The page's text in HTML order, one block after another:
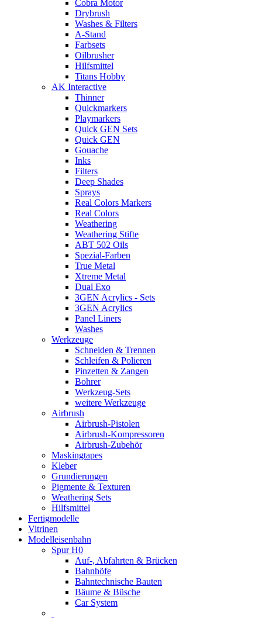
Cobra Motor
Drybrush
Washes & Filters
A-Stand
Farbsets
Oilbrusher
Hilfsmittel
Titans Hobby
AK Interactive
Thinner
Quickmarkers
Playmarkers
Quick GEN Sets
Quick GEN
Gouache
Inks
Filters
Deep Shades
Sprays
Real Colors Markers
Real Colors
Weathering
Weathering Stifte
ABT 502 Oils
Spezial-Farben
True Metal
Xtreme Metal
Dual Exo
3GEN Acrylics - Sets
3GEN Acrylics
Panel Liners
Washes
Werkzeuge
Schneiden & Trennen
Schleifen & Polieren
Pinzetten & Zangen
Bohrer
Werkzeug-Sets
weitere Werkzeuge
Airbrush
Airbrush-Pistolen
Airbrush-Kompressoren
Airbrush-Zubehör
Maskingtapes
Kleber
Grundierungen
Pigmente & Texturen
Weathering Sets
Hilfsmittel
Fertigmodelle
Vitrinen
Modelleisenbahn
Spur H0
Auf-, Abfahrten & Brücken
Bahnhöfe
Bahntechnische Bauten
Bäume & Büsche
Car System